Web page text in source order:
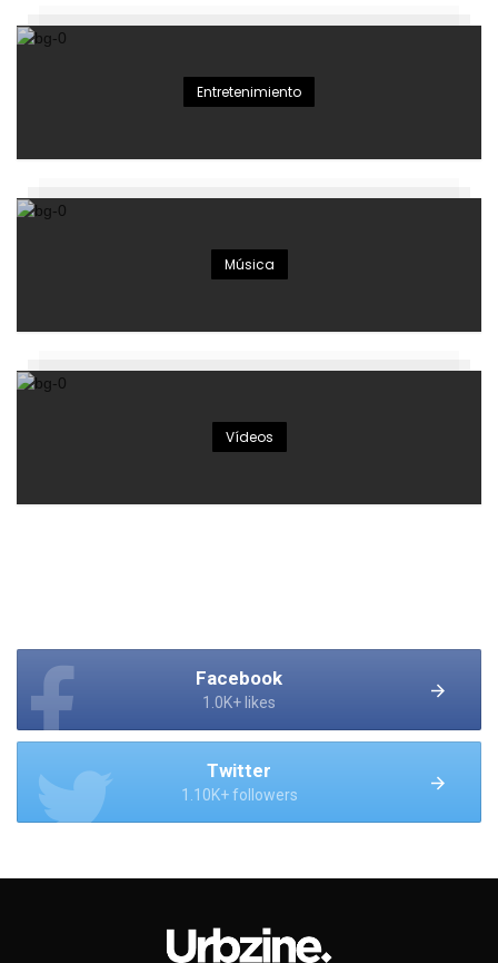
Entretenimiento
Música
Vídeos
Facebook
1.0K+ likes
Twitter
1.10K+ followers